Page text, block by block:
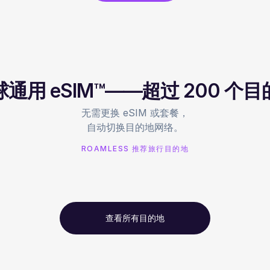
通用 eSIM™——超过 200 个目
无需更换 eSIM 或套餐，
自动切换目的地网络。
ROAMLESS 推荐旅行目的地
查看所有目的地